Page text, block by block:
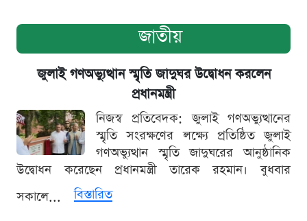
জাতীয়
জুলাই গণঅভ্যুত্থান স্মৃতি জাদুঘর উদ্বোধন করলেন
প্রধানমন্ত্রী
নিজস্ব প্রতিবেদক: জুলাই গণঅভ্যুত্থানের
স্মৃতি সংরক্ষণের লক্ষ্যে প্রতিষ্ঠিত জুলাই
গণঅভ্যুত্থান স্মৃতি জাদুঘরের আনুষ্ঠানিক
উদ্বোধন করেছেন প্রধানমন্ত্রী তারেক রহমান। বুধবার
সকালে...
বিস্তারিত